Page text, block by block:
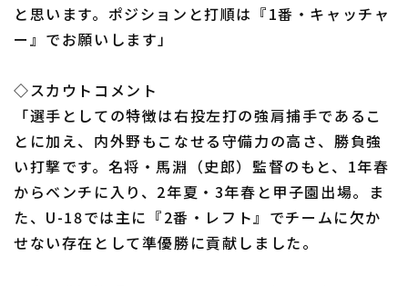
と思います。ポジションと打順は『1番・キャッチャ
ー』でお願いします」
◇スカウトコメント
「選手としての特徴は右投左打の強肩捕手であるこ
とに加え、内外野もこなせる守備力の高さ、勝負強
い打撃です。名将・馬淵（史郎）監督のもと、1年春
からベンチに入り、2年夏・3年春と甲子園出場。ま
た、U-18では主に『2番・レフト』でチームに欠か
せない存在として準優勝に貢献しました。